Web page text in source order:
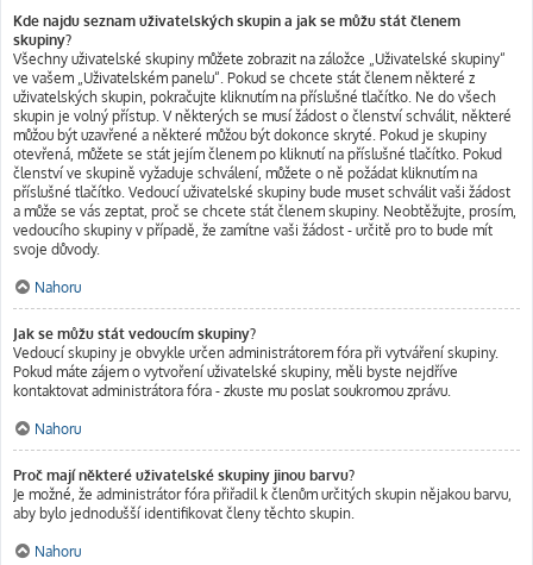
Kde najdu seznam uživatelských skupin a jak se můžu stát členem
skupiny?
Všechny uživatelské skupiny můžete zobrazit na záložce „Uživatelské skupiny“
ve vašem „Uživatelském panelu“. Pokud se chcete stát členem některé z
uživatelských skupin, pokračujte kliknutím na příslušné tlačítko. Ne do všech
skupin je volný přístup. V některých se musí žádost o členství schválit, některé
můžou být uzavřené a některé můžou být dokonce skryté. Pokud je skupiny
otevřená, můžete se stát jejím členem po kliknutí na příslušné tlačítko. Pokud
členství ve skupině vyžaduje schválení, můžete o ně požádat kliknutím na
příslušné tlačítko. Vedoucí uživatelské skupiny bude muset schválit vaši žádost
a může se vás zeptat, proč se chcete stát členem skupiny. Neobtěžujte, prosím,
vedoucího skupiny v případě, že zamítne vaši žádost - určitě pro to bude mít
svoje důvody.
Nahoru
Jak se můžu stát vedoucím skupiny?
Vedoucí skupiny je obvykle určen administrátorem fóra při vytváření skupiny.
Pokud máte zájem o vytvoření uživatelské skupiny, měli byste nejdříve
kontaktovat administrátora fóra - zkuste mu poslat soukromou zprávu.
Nahoru
Proč mají některé uživatelské skupiny jinou barvu?
Je možné, že administrátor fóra přiřadil k členům určitých skupin nějakou barvu,
aby bylo jednodušší identifikovat členy těchto skupin.
Nahoru